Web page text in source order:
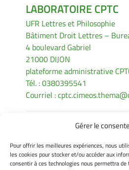
Gérer le
Pour offrir les meilleures expériences, nous
les cookies pour stocker et/ou accéder aux
consentir à ces technologies nous permettra
LABORATOIRE CPTC
UFR Lettres et Philosophie
Bâtiment Droit Lettres –
4 boulevard Gabriel
21000 DIJON
plateforme administrative
Tél. : 0380395541
Courriel :
INFORMATIONS
Mentions légales
Gérer mes cookies